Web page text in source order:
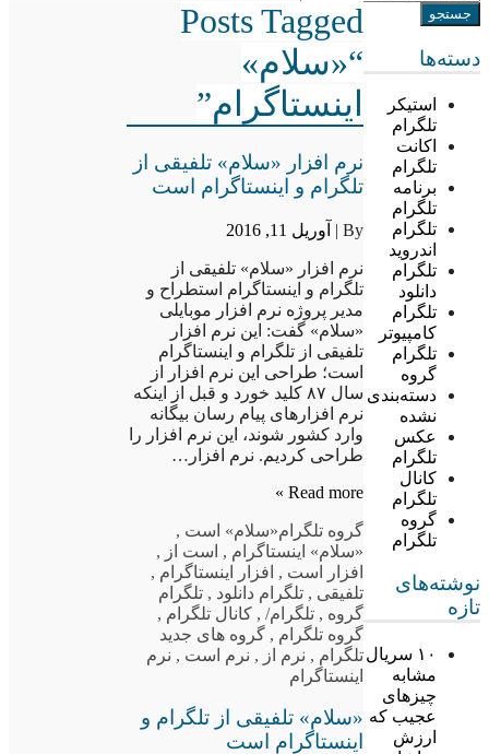
دسته‌ها
استیکر
تلگرام
اکانت
تلگرام
برنامه
تلگرام
تلگرام
اندروید
تلگرام
دانلود
تلگرام
کامپیوتر
تلگرام
گروه
دسته‌بندی
نشده
عکس
تلگرام
کانال
تلگرام
گروه
تلگرام
نوشته‌های
تازه
۱۰ سریال
مشابه
چیزهای
عجیب که
ارزش
Posts Tagged
“«سلام»
اینستاگرام”
نرم افزار «سلام» تلفیقی از
تلگرام و اینستاگرام است
By | آوریل 11, 2016
نرم افزار «سلام» تلفیقی از
تلگرام و اینستاگرام استطراح و
مدیر پروژه نرم افزار موبایلی
«سلام» گفت: این نرم افزار
تلفیقی از تلگرام و اینستاگرام
است؛ طراحی این نرم افزار از
سال ۸۷ کلید خورد و قبل از اینکه
نرم افزارهای پیام رسان بیگانه
وارد کشور شوند، این نرم افزار را
طراحی کردیم. نرم افزار…
Read more »
گروه تلگرام«سلام» است ,
«سلام» اینستاگرام , است از ,
افزار است , افزار اینستاگرام ,
تلفیقی , تلگرام دانلود , تلگرام
گروه , تلگرام/, کانال تلگرام ,
گروه تلگرام , گروه های جدید
تلگرام , نرم از , نرم است , نرم
اینستاگرام
«سلام» تلفیقی از تلگرام و
اینستاگرام است